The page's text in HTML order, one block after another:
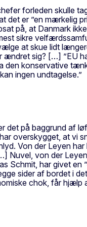
forleden skulle
er ”en mærkelig
på, at Danmark
sikre
at skue lidt
ændret sig? […] ”EU
den konservative
ingen undtagelse.”
det på baggrund af
overskygget, at vi
Von der Leyen
Nuvel, von der
har givet en
sider af bordet i
chok, får hjælp